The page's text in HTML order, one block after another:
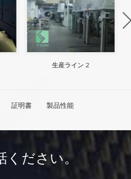
生産ライン 2
証明書 製品性能
ください。